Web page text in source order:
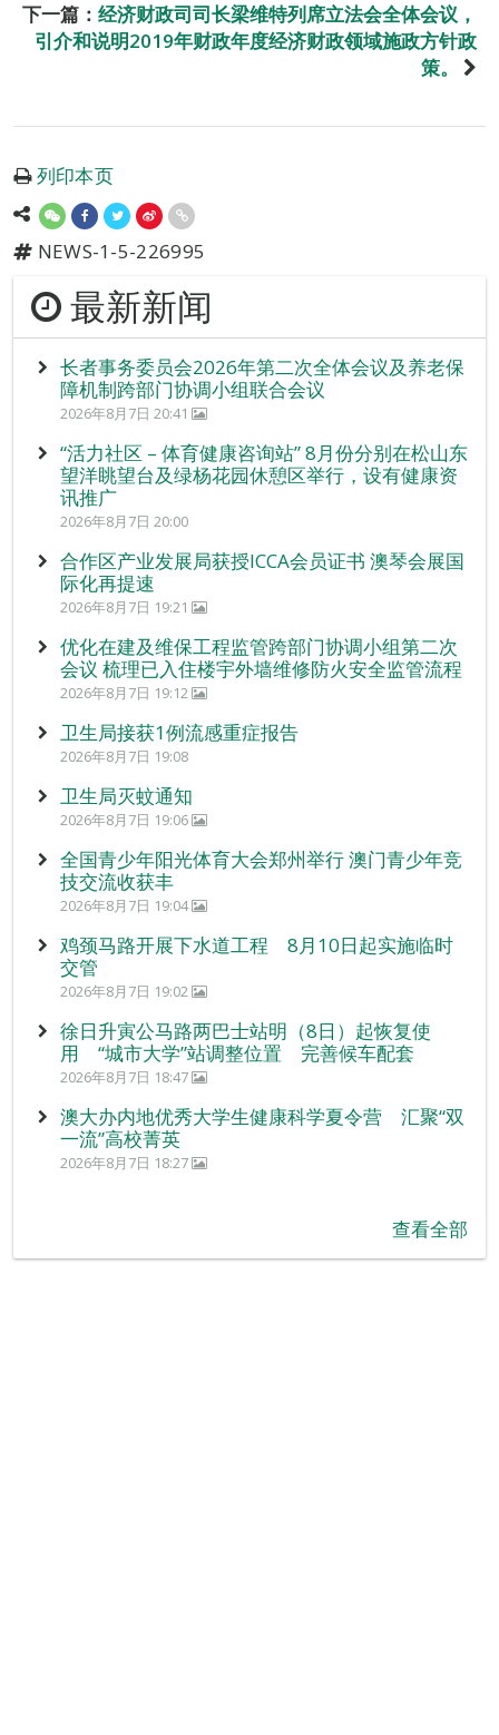
下一篇： 经济财政司司长梁维特列席立法会全体会议，
引介和说明2019年财政年度经济财政领域施政方针政
策。
列印本页
NEWS-1-5-226995
最新新闻
长者事务委员会2026年第二次全体会议及养老保
障机制跨部门协调小组联合会议
2026年8月7日 20:41
“活力社区 – 体育健康咨询站” 8月份分别在松山东
望洋眺望台及绿杨花园休憩区举行，设有健康资
讯推广
2026年8月7日 20:00
合作区产业发展局获授ICCA会员证书 澳琴会展国
际化再提速
2026年8月7日 19:21
优化在建及维保工程监管跨部门协调小组第二次
会议 梳理已入住楼宇外墙维修防火安全监管流程
2026年8月7日 19:12
卫生局接获1例流感重症报告
2026年8月7日 19:08
卫生局灭蚊通知
2026年8月7日 19:06
全国青少年阳光体育大会郑州举行 澳门青少年竞
技交流收获丰
2026年8月7日 19:04
鸡颈马路开展下水道工程 8月10日起实施临时
交管
2026年8月7日 19:02
徐日升寅公马路两巴士站明（8日）起恢复使
用 “城市大学”站调整位置 完善候车配套
2026年8月7日 18:47
澳大办内地优秀大学生健康科学夏令营 汇聚“双
一流”高校菁英
2026年8月7日 18:27
查看全部